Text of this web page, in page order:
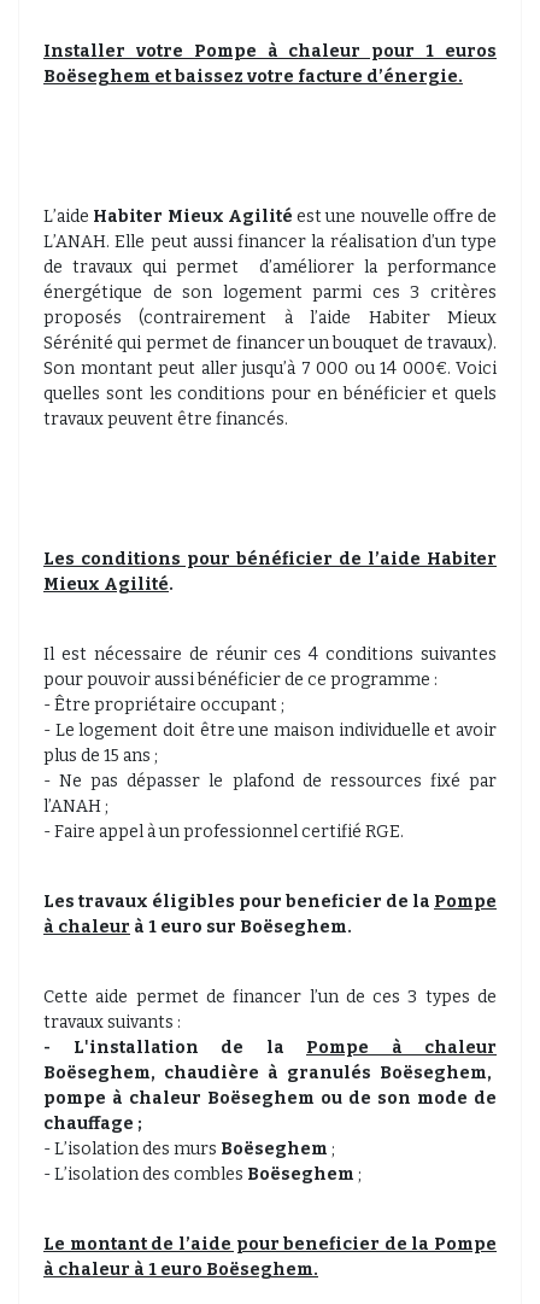
Installer votre Pompe à chaleur pour 1 euros
Boëseghem et baissez votre facture d’énergie.
L’aide Habiter Mieux Agilité est une nouvelle offre de
L’ANAH. Elle peut aussi financer la réalisation d’un type
de travaux qui permet d’améliorer la performance
énergétique de son logement parmi ces 3 critères
proposés (contrairement à l’aide Habiter Mieux
Sérénité qui permet de financer un bouquet de travaux).
Son montant peut aller jusqu’à 7 000 ou 14 000€. Voici
quelles sont les conditions pour en bénéficier et quels
travaux peuvent être financés.
Les conditions pour bénéficier de l’aide Habiter
Mieux Agilité.
Il est nécessaire de réunir ces 4 conditions suivantes
pour pouvoir aussi bénéficier de ce programme :
- Être propriétaire occupant ;
- Le logement doit être une maison individuelle et avoir
plus de 15 ans ;
- Ne pas dépasser le plafond de ressources fixé par
l’ANAH ;
- Faire appel à un professionnel certifié RGE.
Les travaux éligibles pour beneficier de la Pompe
à chaleur à 1 euro sur Boëseghem.
Cette aide permet de financer l’un de ces 3 types de
travaux suivants :
- L'installation de la Pompe à chaleur
Boëseghem, chaudière à granulés Boëseghem,
pompe à chaleur Boëseghem ou de son mode de
chauffage ;
- L’isolation des murs Boëseghem ;
- L’isolation des combles Boëseghem ;
Le montant de l’aide pour beneficier de la Pompe
à chaleur à 1 euro Boëseghem.